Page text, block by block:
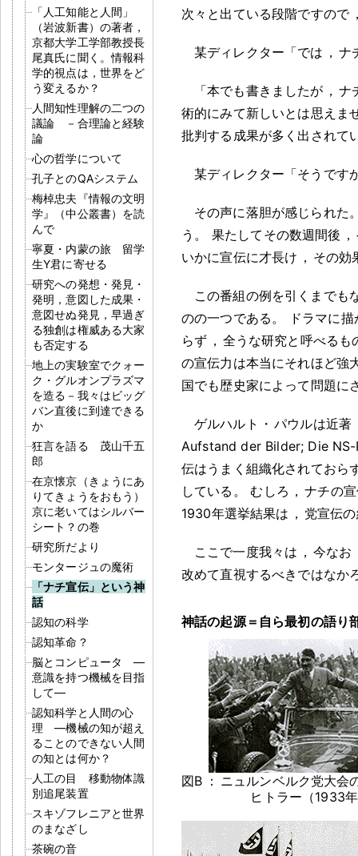
「人工知能と人間」
（岩波新書）の著者，
京都大学工学部教授長
尾真氏に聞く。情報科
学的視点は，世界をど
う変えるか？
人間知性理解の二つの
議論 －合理論と経験
論
心の哲学について
孔子とのQAシステム
梅棹忠夫『情報の文明
学』（中公叢書）を読
んで
寧夏・内蒙の旅 留学
生Y君に寄せる
研究への発想・発見・
発明，意図した成果・
意図せぬ発見，早過ぎ
る独創は権威ある大家
も否定する
地上の実験室でクォー
ク・グルオンプラズマ
を造る－我々はビッグ
バン直後に到達できる
か
狂言を語る 茂山千五
郎
在京懐京（きょうにあ
りてきょうをおもう）
京に老いてはシルバー
シート？の巻
研究所だより
モンタージュの魔術
「ナチ宣伝」という神
話
認知の科学
認知革命？
脳とコンピュータ ―
意識を持つ機械を目指
して―
認知科学と人間の心
理 ―機械の知が超え
ることのできない人間
の知とは何か？
人工の目 移動物体識
別追尾装置
スキゾフレニアと世界
のまなざし
茶碗の音
次々と出ている段階ですので
某ディレクター「では ， ナ
「本でも書きましたが ， ナ
術的にみて新しいとは思えま
批判する成果が多く出されて
某ディレクター「そうです
その声に落胆が感じられた
う 。 果たしてその数週間後 ，
いかに宣伝に才長け ， その効
この番組の例を引くまでも
のの一つである 。
ドラマに
らず ， 全うな研究と呼べるも
の宣伝力は本当にそれほど強
国でも歴史家によって問題に
ゲルハルト ・ パウルは近著
Aufstand der Bilder; Die
伝はうまく組織化されておら
している 。 むしろ ， ナチの
1930年選挙結果は ， 党宣伝
ここで一度我々は ， 今なお
改めて直視するべきではなか
神話の起源＝自ら最初の語り
図B ： ニュルンベルク党大会
ヒトラー（1933